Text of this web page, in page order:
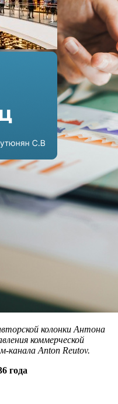
колонки Антона
коммерческой
канала Anton Reutov.
года